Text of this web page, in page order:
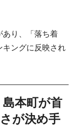
あり、「落ち着
キングに反映され
島本町が首
が決め手